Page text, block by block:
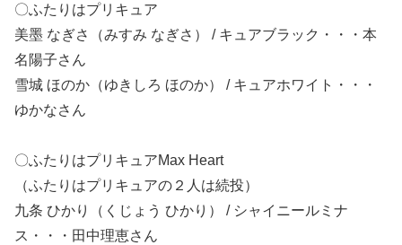
〇ふたりはプリキュア
美墨 なぎさ（みすみ なぎさ） / キュアブラック・・・本
名陽子さん
雪城 ほのか（ゆきしろ ほのか） / キュアホワイト・・・
ゆかなさん
〇ふたりはプリキュアMax Heart
（ふたりはプリキュアの２人は続投）
九条 ひかり（くじょう ひかり） / シャイニールミナ
ス・・・田中理恵さん